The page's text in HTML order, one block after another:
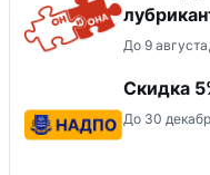
До 9
Скидка
До 30